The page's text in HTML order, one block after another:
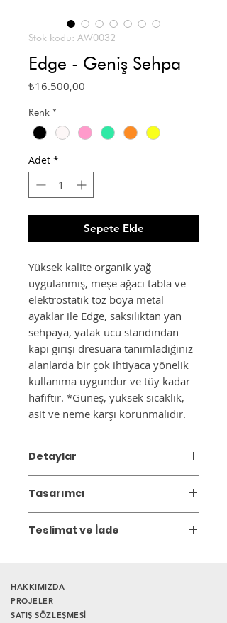
Stok kodu: AW0032
Edge - Geniş Sehpa
₺16.500,00
Renk *
Adet *
Sepete Ekle
Yüksek kalite organik yağ
uygulanmış, meşe ağacı tabla ve
elektrostatik toz boya metal
ayaklar ile Edge, saksılıktan yan
sehpaya, yatak ucu standından
kapı girişi dresuara tanımladığınız
alanlarda bir çok ihtiyaca yönelik
kullanıma uygundur ve tüy kadar
hafiftir. *Güneş, yüksek sıcaklık,
asit ve neme karşı korunmalıdır.
Detaylar
Ahşap yüzey, su bazlı mat cila ile
kaplanarak çizilmelere ve lekelere karşı
dirençli hale getirilmiştir. %7-12 nem
*Güneş, yüksek sıcaklık, asit ve neme
karşı korunmalıdır.
Tasarımcı
şekillendiriyoruz ve kullanıcılarına
Teslimat ve İade
teslim süresi 2 ile 4 hafta arasındadır.
* İstanbul dışı teslimat ücretlidir, lütfen
bilgi alınız.
HAKKIMIZDA
PROJELER
SATIŞ SÖZLEŞMESİ